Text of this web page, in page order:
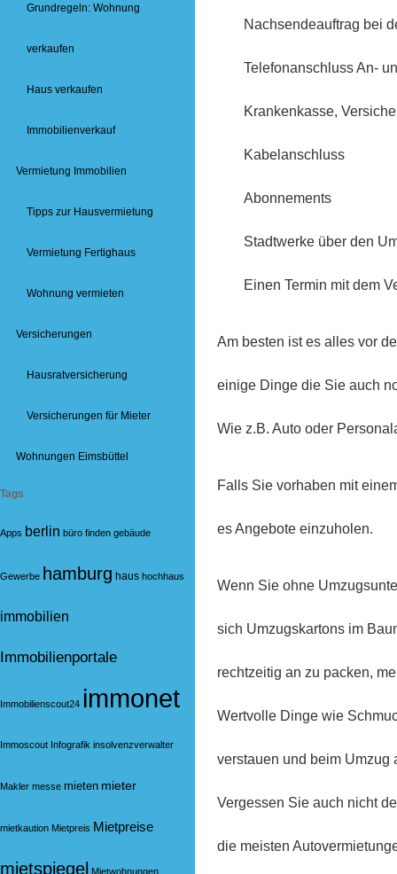
Grundregeln: Wohnung
verkaufen
Haus verkaufen
Immobilienverkauf
Vermietung Immobilien
Tipps zur Hausvermietung
Vermietung Fertighaus
Wohnung vermieten
Versicherungen
Hausratversicherung
Versicherungen für Mieter
Wohnungen Eimsbüttel
Tags
Apps berlin büro finden gebäude
Gewerbe hamburg haus hochhaus
immobilien
Immobilienportale
Immobilienscout24 immonet
Immoscout Infografik insolvenzverwalter
Makler messe mieten mieter
mietkaution Mietpreis Mietpreise
mietspiegel Mietwohnungen
Nachsendeauftrag bei
Telefonanschluss An-
Krankenkasse,
Kabelanschluss
Abonnements
Stadtwerke über den
Einen Termin mit dem
Am besten ist es alles vor
einige Dinge die Sie auch
Wie z.B. Auto oder
Falls Sie vorhaben mit
es Angebote einzuholen.
Wenn Sie ohne
sich Umzugskartons im
rechtzeitig an zu packen,
Wertvolle Dinge wie
verstauen und beim Umzug
Vergessen Sie auch nicht
die meisten